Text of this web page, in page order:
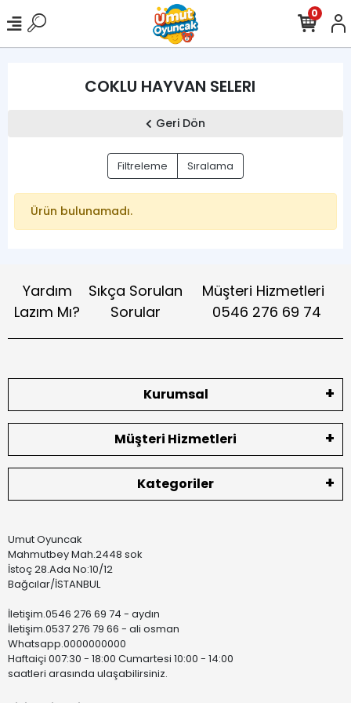
0
COKLU HAYVAN SELERI
Geri Dön
Filtreleme Sıralama
Ürün bulunamadı.
Yardım
Lazım Mı?
Sıkça Sorulan
Sorular
Müşteri Hizmetleri
0546 276 69 74
Kurumsal
Müşteri Hizmetleri
Kategoriler
Umut Oyuncak
Mahmutbey Mah.2448 sok
İstoç 28.Ada No:10/12
Bağcılar/İSTANBUL
İletişim.0546 276 69 74 - aydın
İletişim.0537 276 79 66 - ali osman
Whatsapp.0000000000
Haftaiçi 007:30 - 18:00 Cumartesi 10:00 - 14:00
saatleri arasında ulaşabilirsiniz.